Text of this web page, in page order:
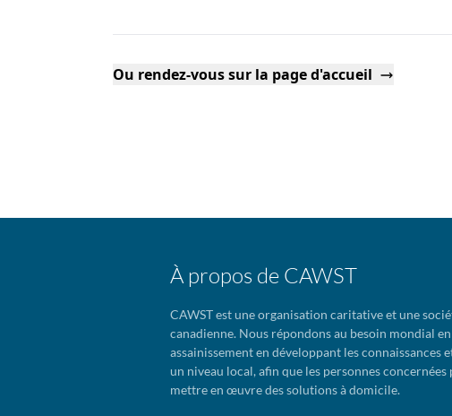
Ou rendez-vous sur la page d'accueil
À propos de CAWST
CAWST est une organisation caritative et une
canadienne. Nous répondons au besoin mondial
assainissement en développant les connaissances
un niveau local, afin que les personnes concernées
mettre en œuvre des solutions à domicile.